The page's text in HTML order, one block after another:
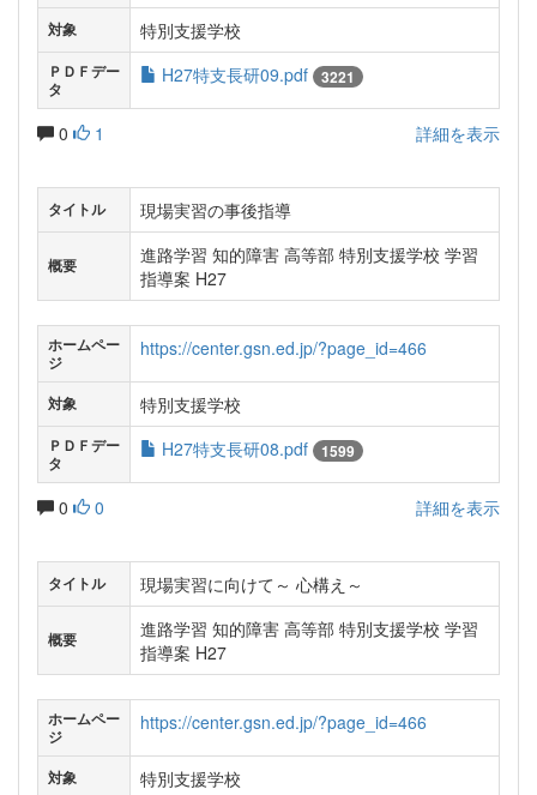
対象 特別支援学校
ＰＤＦデー
タ
H27特支長研09.pdf 3221
0 1 詳細を表示
タイトル 現場実習の事後指導
概要
進路学習 知的障害 高等部 特別支援学校 学習
指導案 H27
ホームペー
ジ
https://center.gsn.ed.jp/?page_id=466
対象 特別支援学校
ＰＤＦデー
タ
H27特支長研08.pdf 1599
0 0 詳細を表示
タイトル 現場実習に向けて～ 心構え～
概要
進路学習 知的障害 高等部 特別支援学校 学習
指導案 H27
ホームペー
ジ
https://center.gsn.ed.jp/?page_id=466
対象 特別支援学校